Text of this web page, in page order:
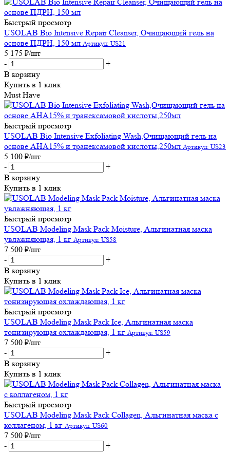
Быстрый просмотр
USOLAB Bio Intensive Repair Cleanser, Очищающий гель на
основе ПДРН, 150 мл Артикул: US21
5 175 ₽/шт
-
+
В корзину
Купить в 1 клик
Must Have
Быстрый просмотр
USOLAB Bio Intensive Exfoliating Wash,Очищающий гель на
основе АНА15% и транексамовой кислоты,250мл Артикул: US23
5 100 ₽/шт
-
+
В корзину
Купить в 1 клик
Быстрый просмотр
USOLAB Modeling Mask Pack Moisture, Альгинатная маска
увлажняющая, 1 кг Артикул: US58
7 500 ₽/шт
-
+
В корзину
Купить в 1 клик
Быстрый просмотр
USOLAB Modeling Mask Pack Ice, Альгинатная маска
тонизирующая охлаждающая, 1 кг Артикул: US59
7 500 ₽/шт
-
+
В корзину
Купить в 1 клик
Быстрый просмотр
USOLAB Modeling Mask Pack Collagen, Альгинатная маска с
коллагеном, 1 кг Артикул: US60
7 500 ₽/шт
-
+